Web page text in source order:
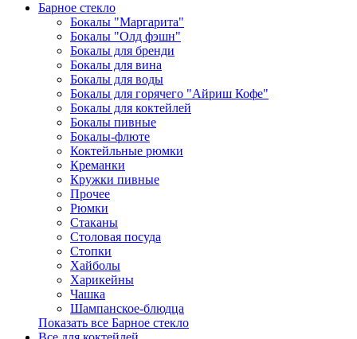
Барное стекло
Бокалы "Маргарита"
Бокалы "Олд фэшн"
Бокалы для бренди
Бокалы для вина
Бокалы для воды
Бокалы для горячего "Айриш Кофе"
Бокалы для коктейлей
Бокалы пивные
Бокалы-флюте
Коктейльные рюмки
Креманки
Кружки пивные
Прочее
Рюмки
Стаканы
Столовая посуда
Стопки
Хайболы
Харикейны
Чашка
Шампанское-блюдца
Показать все Барное стекло